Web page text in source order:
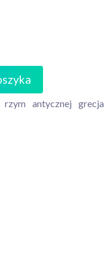
rzym antycznej grecja